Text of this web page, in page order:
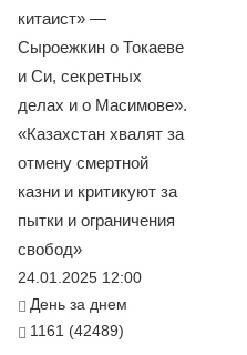
китаист» —
Сыроежкин о Токаеве
и Си, секретных
делах и о Масимове».
«Казахстан хвалят за
отмену смертной
казни и критикуют за
пытки и ограничения
свобод»
24.01.2025 12:00
День за днем
1161 (42489)